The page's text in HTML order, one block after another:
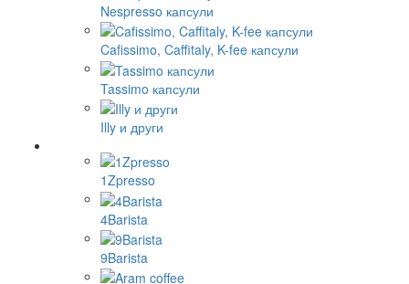
Nespresso капсули
Cafissimo, Caffitaly, K-fee капсули
Tassimo капсули
Illy и други
1Zpresso
4Barista
9Barista